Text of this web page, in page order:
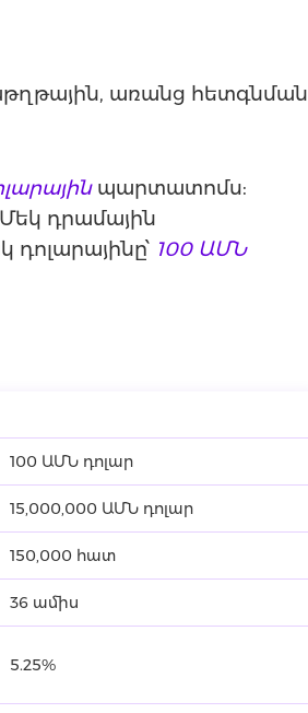
առանց հետգնման
պարտատոմս:
դրամային
դոլարայինը՝ 100 ԱՄՆ
100 ԱՄՆ դոլար
15,000,000 ԱՄՆ դոլար
150,000 հատ
36 ամիս
5.25%